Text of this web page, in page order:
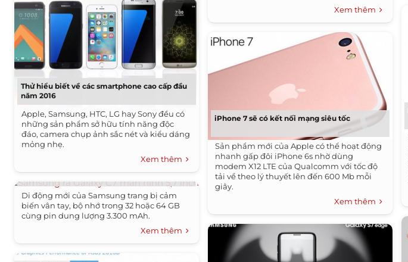
Thử hiểu biết về các smartphone cao cấp đầu
năm 2016
Apple, Samsung, HTC, LG hay Sony đều có
những sản phẩm sở hữu tính năng độc
đáo, camera chụp ảnh sắc nét và kiểu dáng
mỏng nhẹ.
Xem thêm
Di động mới của Samsung trang bị cảm
biến vân tay, bộ nhớ trong 32 hoặc 64 GB
cùng pin dung lượng 3.300 mAh.
Xem thêm
Xem thêm
iPhone 7 sẽ có kết nối mạng siêu tốc
Sản phẩm mới của Apple có thể hoạt động
nhanh gấp đôi iPhone 6s nhờ dùng
modem X12 LTE của Qualcomm với tốc độ
tải về theo lý thuyết lên đến 600 Mb mỗi
giây.
Xem thêm